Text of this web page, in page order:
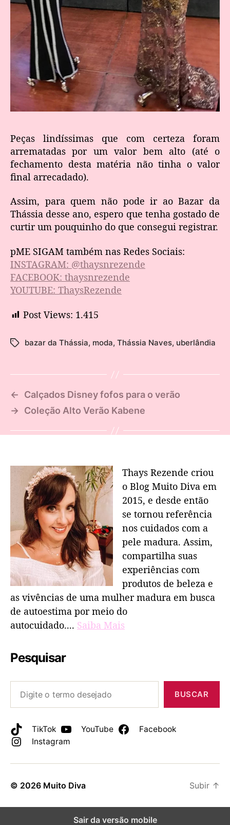
Peças lindíssimas que com certeza foram
arrematadas por um valor bem alto (até o
fechamento desta matéria não tinha o valor
final arrecadado).
Assim, para quem não pode ir ao Bazar da
Thássia desse ano, espero que tenha gostado de
curtir um pouquinho do que consegui registrar.
pME SIGAM também nas Redes Sociais:
INSTAGRAM: @thaysnrezende
FACEBOOK: thaysnrezende
YOUTUBE: ThaysRezende
Post Views: 1.415
bazar da Thássia, moda, Thássia Naves, uberlândia
←
Calçados Disney fofos para o verão
→
Coleção Alto Verão Kabene
Thays Rezende criou
o Blog Muito Diva em
2015, e desde então
se tornou referência
nos cuidados com a
pele madura. Assim,
compartilha suas
experiências com
produtos de beleza e
as vivências de uma mulher madura em busca
de autoestima por meio do
autocuidado.... Saiba Mais
Pesquisar
BUSCAR
TikTok YouTube
Facebook
Instagram
© 2026 Muito Diva Subir ↑
Sair da versão mobile